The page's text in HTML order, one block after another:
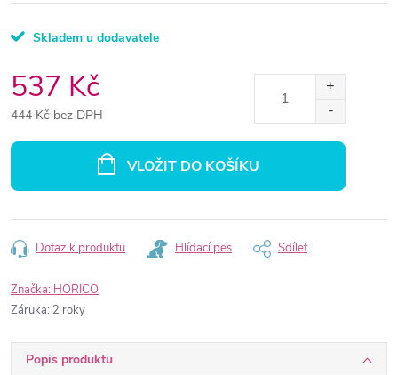
Skladem u dodavatele
537 Kč
444 Kč bez DPH
VLOŽIT DO KOŠÍKU
Dotaz k produktu Hlídací pes Sdílet
Značka: HORICO
Záruka: 2 roky
Popis produktu